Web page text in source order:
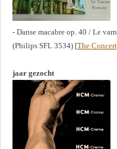
- Danse macabre op. 40 / Le
(Philips SFL 3534) [The
jaar gezocht